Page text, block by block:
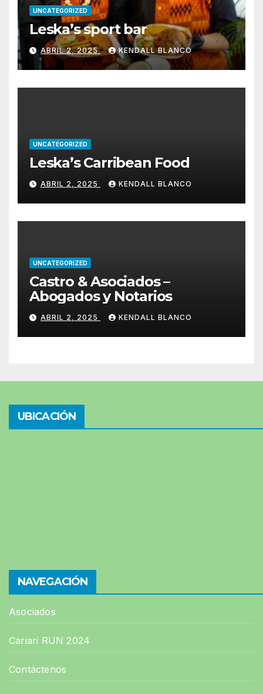
UNCATEGORIZED
Leska’s sport bar
ABRIL 2, 2025 KENDALL BLANCO
UNCATEGORIZED
Leska’s Carribean Food
ABRIL 2, 2025 KENDALL BLANCO
UNCATEGORIZED
Castro & Asociados –
Abogados y Notarios
ABRIL 2, 2025 KENDALL BLANCO
UBICACIÓN
NAVEGACIÓN
Asociados
Cariari RUN 2024
Contáctenos